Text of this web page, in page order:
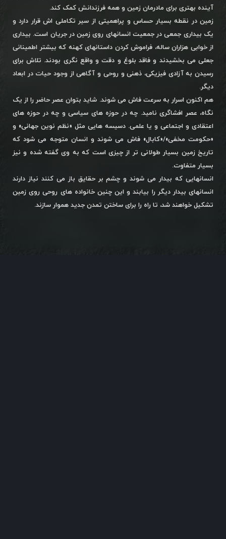
آینده بهتری برای مادرمان زمین و همه فرزندانش کمک کند.
زمین در نقطه بسیار حساس و پراهمیتی از سیر تکاملی اش قرار دارد و
یک بیداری جمعی در جمعیت انسانهای روی زمین در جریان است. بیداری
از خوابی هزاران ساله، فراموش کردن داستانهای کهنه که بیشتر اطمینانی
جعلی می بخشیدند و فاقد بلوغ و دقت و واقع نگری بودند. تلاش برای
رسیدن به آزادی فیزیکی، ذهنی و روحی و آگاهی از وجود حیات در ابعاد
دیگر.
هم اکنون اسرار به سرعت فاش می شوند. شاید بتوان عصر حاضر را از یک
نگاه، عصر افشاگری نامید. چه در حوزه های سیاسی و چه در حوزه های
اعتقادی و اجتماعی و یا علمی. دسیسه هایی مثل «نظم نوین جهانی» و
«حکومت مخفی»/«کابال» فاش می شوند و انسان متوجه می شود که
تاریخ زمین بسیار طولانی تر از چیزی است که به وی گفته شده و نیز
بسیار متفاوت.
انسانهایی که بیدار می شوند و چشم بر حقایق باز می کنند نیاز دارند
انسانهای بیدار دیگر را بیابند و این چنین خانواده های روحی روی زمین
تشکیل خواهند شد، تا راه را برای ساختن تمدن جدید هموار سازند.